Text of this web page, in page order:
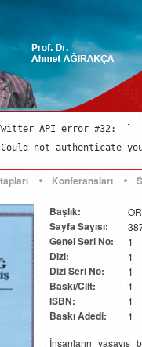
API error #32:
API error #32:
not authenticate
not authenticate
Konferansları
Başlık:
Sayfa Sayısı:
Genel Seri No: 1
Dizi: 1
Dizi Seri No: 1
Baskı/Cilt: 1
ISBN: 1
Baskı Adedi:
1
İnsanların yaşayış